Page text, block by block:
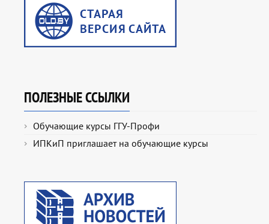
ПОЛЕЗНЫЕ ССЫЛКИ
Обучающие курсы ГГУ-Профи
ИПКиП приглашает на обучающие курсы